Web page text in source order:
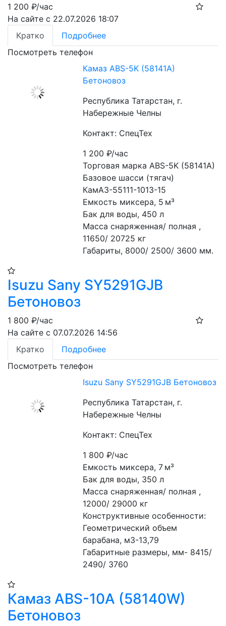
1 200 ₽/час
На сайте с 22.07.2026 18:07
Кратко
Подробнее
Посмотреть телефон
Камаз ABS-5K (58141A)
Бетоновоз
Республика Татарстан, г.
Набережные Челны
Контакт: СпецТех
1 200₽/час
Торговая марка ABS-5K (58141A)
Базовое шасси (тягач)
КамАЗ-55111-1013-15
Емкость миксера, 5 м³
Бак для воды, 450 л
Масса снаряженная/ полная ,
11650/ 20725 кг
Габариты, 8000/ 2500/ 3600 мм.
Isuzu Sany SY5291GJB
Бетоновоз
1 800 ₽/час
На сайте с 07.07.2026 14:56
Кратко
Подробнее
Посмотреть телефон
Isuzu Sany SY5291GJB Бетоновоз
Республика Татарстан, г.
Набережные Челны
Контакт: СпецТех
1 800₽/час
Емкость миксера, 7 м³
Бак для воды, 350 л
Масса снаряженная/ полная ,
12000/ 29000 кг
Конструктивные особенности:
Геометрический объем
барабана, м3-13,79
Габаритные размеры, мм- 8415/
2490/ 3760
Камаз ABS-10A (58140W)
Бетоновоз